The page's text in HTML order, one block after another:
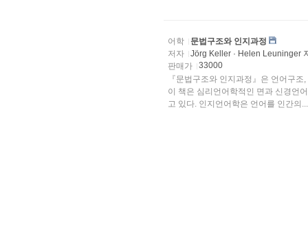
어학
문법구조와 인지과정
저자
Jörg Keller · Helen Leuninger
판매가
33000
『문법구조와 인지과정』은 언어구
이 책은 심리언어학적인 면과 신경언
고 있다. 인지언어학은 언어를 인간의...